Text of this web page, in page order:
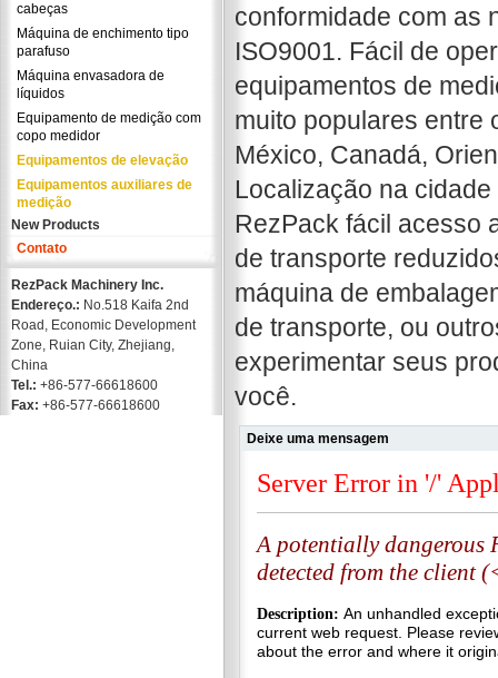
cabeças
Máquina de enchimento tipo
parafuso
Máquina envasadora de
líquidos
Equipamento de medição com
copo medidor
Equipamentos de elevação
Equipamentos auxiliares de
medição
New Products
Contato
RezPack Machinery Inc.
Endereço.: No.518 Kaifa 2nd
Road, Economic Development
Zone, Ruian City, Zhejiang,
China
Tel.: +86-577-66618600
Fax: +86-577-66618600
conformidade com as
ISO9001. Fácil de
equipamentos de
muito populares entre
México, Canadá,
Localização na
RezPack fácil acesso
de transporte
máquina de
de transporte, ou
experimentar seus
você.
Deixe uma mensagem